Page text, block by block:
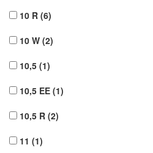
10 R (6)
10 W (2)
10,5 (1)
10,5 EE (1)
10,5 R (2)
11 (1)